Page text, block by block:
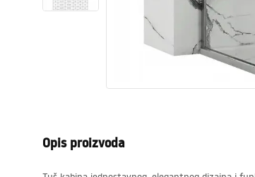
Opis proizvoda